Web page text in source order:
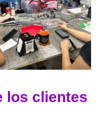
los clientes